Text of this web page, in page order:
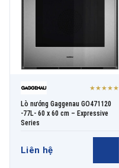
★★★★★
Lò nướng Gaggenau GO471120
-77L- 60 x 60 cm – Expressive
Series
Liên hệ